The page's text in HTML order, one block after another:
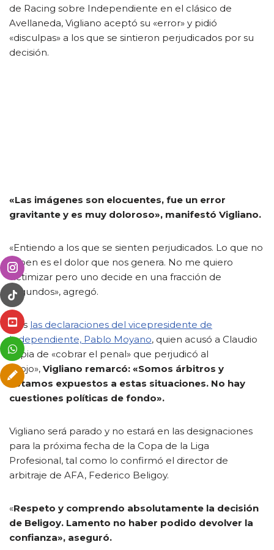
de Racing sobre Independiente en el clásico de
Avellaneda, Vigliano aceptó su «error» y pidió
«disculpas» a los que se sintieron perjudicados por su
decisión.
«Las imágenes son elocuentes, fue un error
gravitante y es muy doloroso», manifestó Vigliano.
«Entiendo a los que se sienten perjudicados. Lo que no
saben es el dolor que nos genera. No me quiero
victimizar pero uno decide en una fracción de
segundos», agregó.
Tras las declaraciones del vicepresidente de
Independiente, Pablo Moyano, quien acusó a Claudio
Tapia de «cobrar el penal» que perjudicó al
«Rojo», Vigliano remarcó: «Somos árbitros y
estamos expuestos a estas situaciones. No hay
cuestiones políticas de fondo».
Vigliano será parado y no estará en las designaciones
para la próxima fecha de la Copa de la Liga
Profesional, tal como lo confirmó el director de
arbitraje de AFA, Federico Beligoy.
«Respeto y comprendo absolutamente la decisión
de Beligoy. Lamento no haber podido devolver la
confianza», aseguró.